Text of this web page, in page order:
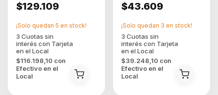
$129.109
$116.198,10 con
Efectivo en el
Local
¡Solo quedan 5 en stock!
$43.609
$39.248,10 con
Efectivo en el
Local
¡Solo quedan 3 en stock!